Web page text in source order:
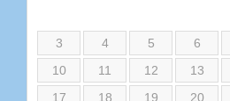
3
4 5 6
10
11 12 13
17
18 19 20